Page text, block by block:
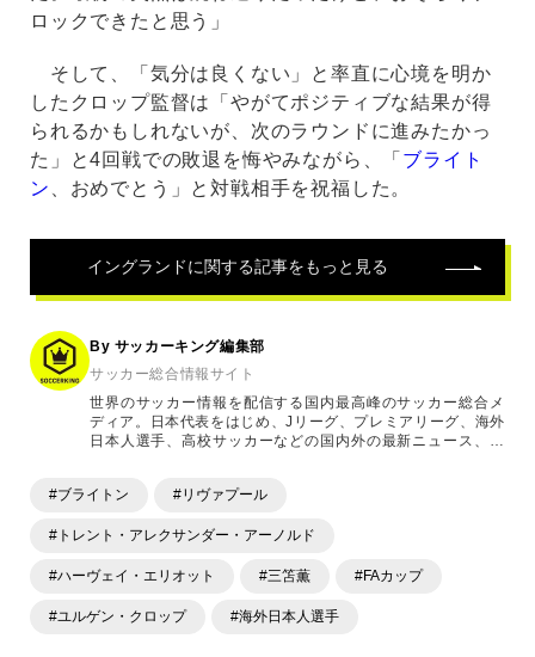
ロックできたと思う」
そして、「気分は良くない」と率直に心境を明か
したクロップ監督は「やがてポジティブな結果が得
られるかもしれないが、次のラウンドに進みたかっ
た」と4回戦での敗退を悔やみながら、「 ブライト
ン 、おめでとう」と対戦相手を祝福した。
イングランドに関する記事をもっと見る
By サッカーキング編集部
サッカー総合情報サイト
世界のサッカー情報を配信する国内最高峰のサッカー総合メ
ディア。日本代表をはじめ、Jリーグ、プレミアリーグ、海外
日本人選手、高校サッカーなどの国内外の最新ニュース、コ
ます。「X」「Instagram」「YouTube」「TikTok」など、
#ブライトン #リヴァプール
#トレント・アレクサンダー・アーノルド
#ハーヴェイ・エリオット #三笘薫 #FAカップ
#ユルゲン・クロップ #海外日本人選手